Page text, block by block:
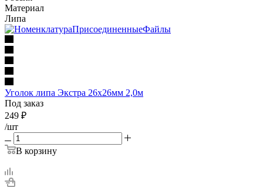
Материал
Липа
Уголок липа Экстра 26х26мм 2,0м
Под заказ
249 ₽
/шт
В корзину